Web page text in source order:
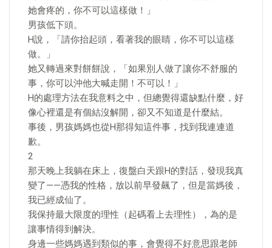
她會疼的，你不可以這樣做！」
男孩低下頭。
H說，「請你抬起頭，看著我的眼睛，你不可以這樣
做。」
她又轉過來對餅餅說，「如果別人做了讓你不舒服的
事，你可以沖他大喊走開！不可以！」
H的處理方法在我意料之中，但總覺得還缺點什麼，好
像心裡還是有個結沒解開，卻又不知道是什麼結。
事後，男孩媽媽也從H那得知這件事，找到我連連道
歉。
2
那天晚上我躺在床上，復盤白天跟H的對話，發現我真
變了——憑我的性格，放以前早發飆了，但是當媽後，
我已經成仙了。
我保持最大限度的理性（起碼看上去理性），為的是
讓事情得到解決。
身邊一些媽媽遇到類似的事，會覺得不好意思跟老師